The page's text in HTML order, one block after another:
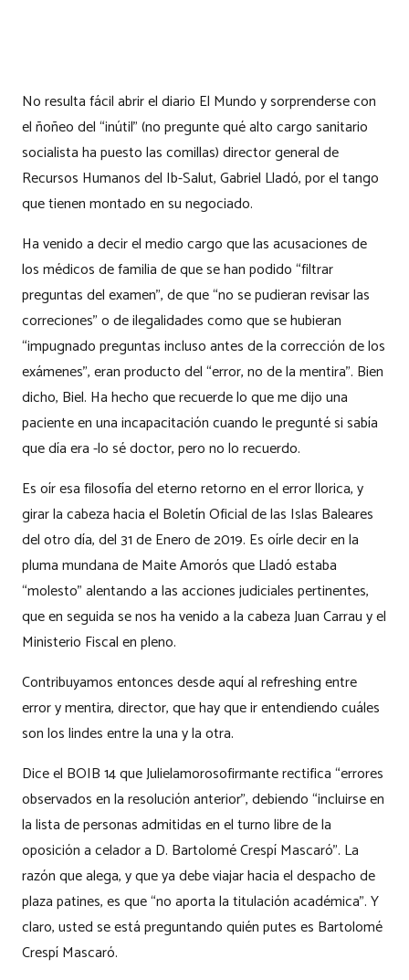
No resulta fácil abrir el diario El Mundo y sorprenderse con
el ñoñeo del “inútil” (no pregunte qué alto cargo sanitario
socialista ha puesto las comillas) director general de
Recursos Humanos del Ib-Salut, Gabriel Lladó, por el tango
que tienen montado en su negociado.
Ha venido a decir el medio cargo que las acusaciones de
los médicos de familia de que se han podido “filtrar
preguntas del examen”, de que “no se pudieran revisar las
correciones” o de ilegalidades como que se hubieran
“impugnado preguntas incluso antes de la corrección de los
exámenes”, eran producto del “error, no de la mentira”. Bien
dicho, Biel. Ha hecho que recuerde lo que me dijo una
paciente en una incapacitación cuando le pregunté si sabía
que día era -lo sé doctor, pero no lo recuerdo.
Es oír esa filosofía del eterno retorno en el error llorica, y
girar la cabeza hacia el Boletín Oficial de las Islas Baleares
del otro día, del 31 de Enero de 2019. Es oírle decir en la
pluma mundana de Maite Amorós que Lladó estaba
“molesto” alentando a las acciones judiciales pertinentes,
que en seguida se nos ha venido a la cabeza Juan Carrau y el
Ministerio Fiscal en pleno.
Contribuyamos entonces desde aquí al refreshing entre
error y mentira, director, que hay que ir entendiendo cuáles
son los lindes entre la una y la otra.
Dice el BOIB 14 que Julielamorosofirmante rectifica “errores
observados en la resolución anterior”, debiendo “incluirse en
la lista de personas admitidas en el turno libre de la
oposición a celador a D. Bartolomé Crespí Mascaró”. La
razón que alega, y que ya debe viajar hacia el despacho de
plaza patines, es que “no aporta la titulación académica”. Y
claro, usted se está preguntando quién putes es Bartolomé
Crespí Mascaró.